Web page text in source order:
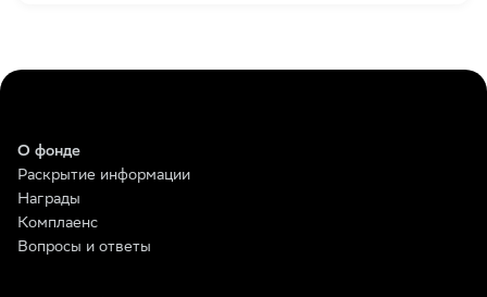
О фонде
Раскрытие информации
Награды
Комплаенс
Вопросы и ответы